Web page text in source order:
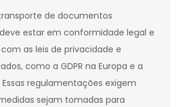
de documentos
estar em conformidade legal e
as leis de privacidade e
como a GDPR na Europa e a
Essas regulamentações exigem
sejam tomadas para